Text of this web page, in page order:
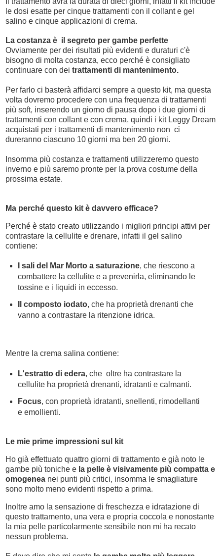
le dosi esatte per cinque trattamenti con il collant e gel
salino e cinque applicazioni di crema.
La costanza è il segreto per gambe perfette
Ovviamente per dei risultati più evidenti e duraturi c'è
bisogno di molta costanza, ecco perché è consigliato
continuare con dei trattamenti di mantenimento.
Per farlo ci basterà affidarci sempre a questo kit, ma questa
volta dovremo procedere con una frequenza di trattamenti
più soft, inserendo un giorno di pausa dopo i due giorni di
trattamenti con collant e con crema, quindi i kit Leggy Dream
acquistati per i trattamenti di mantenimento non ci
dureranno ciascuno 10 giorni ma ben 20 giorni.
Insomma più costanza e trattamenti utilizzeremo questo
inverno e più saremo pronte per la prova costume della
prossima estate.
Ma perché questo kit è davvero efficace?
Perché è stato creato utilizzando i migliori principi attivi per
contrastare la cellulite e drenare, infatti il gel salino
contiene:
I sali del Mar Morto a saturazione, che riescono a
combattere la cellulite e a prevenirla, eliminando le
tossine e i liquidi in eccesso.
Il composto iodato, che ha proprietà drenanti che
vanno a contrastare la ritenzione idrica.
Mentre la crema salina contiene:
L'estratto di edera, che oltre ha contrastare la
cellulite ha proprietà drenanti, idratanti e calmanti.
Focus, con proprietà idratanti, snellenti, rimodellanti
e emollienti.
Le mie prime impressioni sul kit
Ho già effettuato quattro giorni di trattamento e già noto le
gambe più toniche e la pelle è visivamente più compatta e
omogenea nei punti più critici, insomma le smagliature
sono molto meno evidenti rispetto a prima.
Inoltre amo la sensazione di freschezza e idratazione di
questo trattamento, una vera e propria coccola e nonostante
la mia pelle particolarmente sensibile non mi ha recato
nessun problema.